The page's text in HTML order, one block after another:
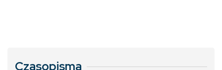
Czasopisma